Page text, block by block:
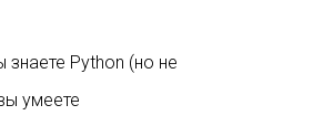
Python (но не
умеете